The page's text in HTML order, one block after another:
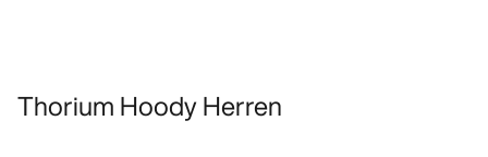
Thorium Hoody Herren